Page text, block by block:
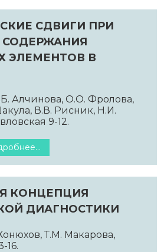
СДВИГИ ПРИ
ЭЛЕМЕНТОВ В
Алчинова, О.О. Фролова,
В.В. Рисник, Н.И.
9-12.
КОНЦЕПЦИЯ
ДИАГНОСТИКИ
Т.М. Макарова,
16.